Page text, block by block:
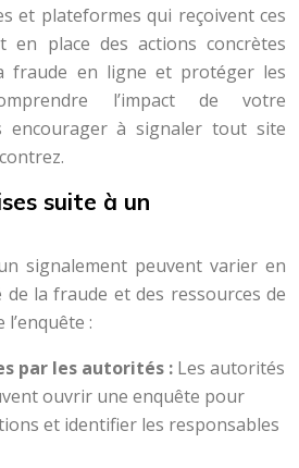
et plateformes qui reçoivent ces
en place des actions concrètes
fraude en ligne et protéger les
l’impact de votre
encourager à signaler tout site
suite à un
signalement peuvent varier en
la fraude et des ressources de
l’enquête :
par les autorités : Les autorités
ouvrir une enquête pour
et identifier les responsables